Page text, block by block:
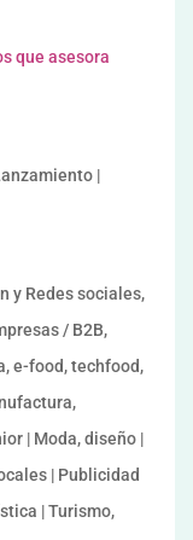
que asesora
|
y Redes sociales,
/ B2B,
e-food, techfood,
| Moda, diseño |
| Publicidad
| Turismo,